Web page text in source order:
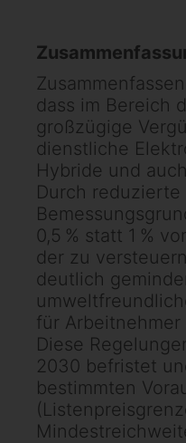
dass im Bereich
großzügige
dienstliche
Hybride und
Durch reduzierte
0,5 % statt 1 %
der zu
deutlich
für
Diese
2030 befristet
bestimmten